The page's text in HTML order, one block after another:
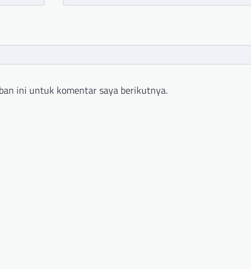
ini untuk komentar saya berikutnya.